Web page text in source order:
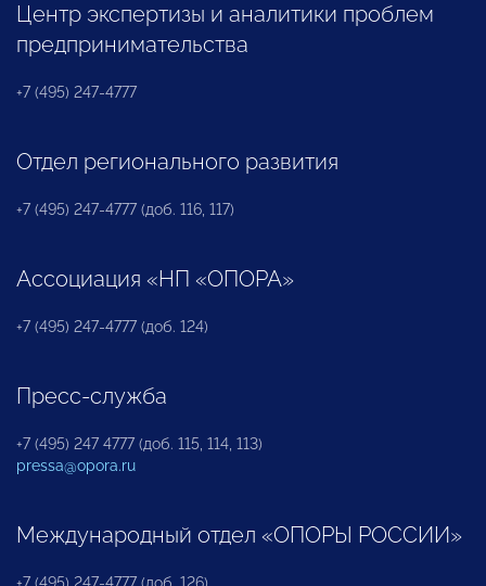
Центр экспертизы и аналитики проблем
предпринимательства
+7 (495) 247-4777
Отдел регионального развития
+7 (495) 247-4777 (доб. 116, 117)
Ассоциация «НП «ОПОРА»
+7 (495) 247-4777 (доб. 124)
Пресс-служба
+7 (495) 247 4777 (доб. 115, 114, 113)
pressa@opora.ru
Международный отдел «ОПОРЫ РОССИИ»